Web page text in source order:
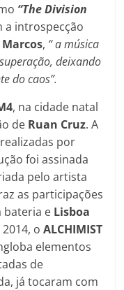
“The Division
a introspecção
Marcos, “ a música
deixando
do caos”.
, na cidade natal
de Ruan Cruz. A
por
foi assinada
pelo artista
as participações
bateria e Lisboa
2014, oALCHIMIST
elementos
de
já tocaram com